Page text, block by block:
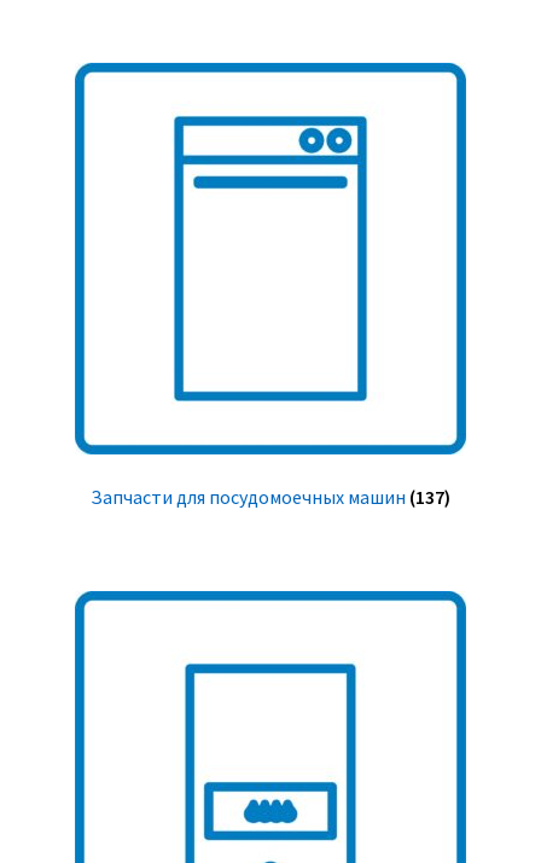
Запчасти для посудомоечных машин (137)